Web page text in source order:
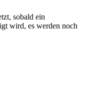
sobald ein
wird, es werden noch